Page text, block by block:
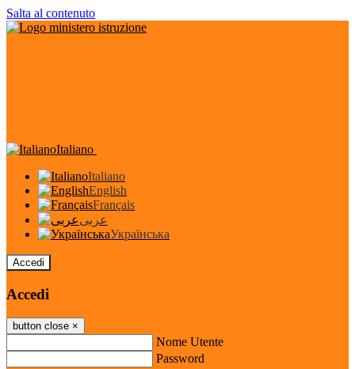
Salta al contenuto
Italiano
Italiano
English
Français
عربى
Українська
Accedi
Accedi
button close ×
Nome Utente
Password